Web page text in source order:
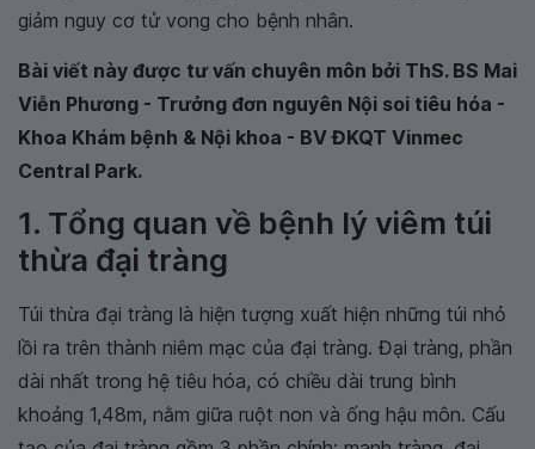
giảm nguy cơ tử vong cho bệnh nhân.
Bài viết này được tư vấn chuyên môn bởi ThS. BS Mai
Viễn Phương - Trưởng đơn nguyên Nội soi tiêu hóa -
Khoa Khám bệnh & Nội khoa - BV ĐKQT Vinmec
Central Park.
1. Tổng quan về bệnh lý viêm túi
thừa đại tràng
Túi thừa đại tràng là hiện tượng xuất hiện những túi nhỏ
lồi ra trên thành niêm mạc của đại tràng. Đại tràng, phần
dài nhất trong hệ tiêu hóa, có chiều dài trung bình
khoảng 1,48m, nằm giữa ruột non và ống hậu môn. Cấu